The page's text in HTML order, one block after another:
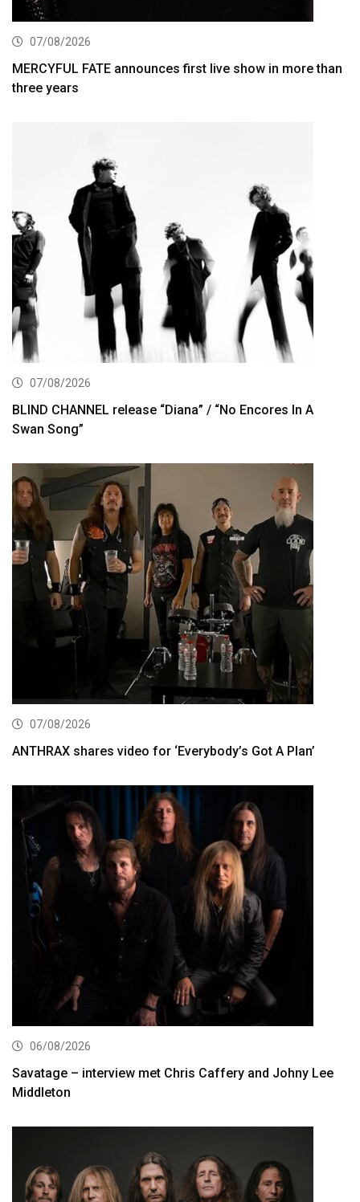
07/08/2026
MERCYFUL FATE announces first live show in more than
three years
07/08/2026
BLIND CHANNEL release “Diana” / “No Encores In A
Swan Song”
07/08/2026
ANTHRAX shares video for ‘Everybody’s Got A Plan’
06/08/2026
Savatage – interview met Chris Caffery and Johny Lee
Middleton